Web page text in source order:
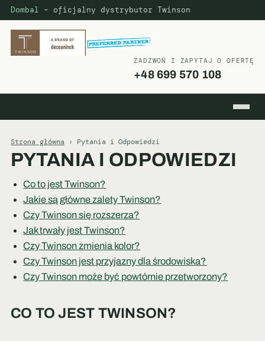
Dombal – oficjalny dystrybutor Twinson
ZADZWOŃ I ZAPYTAJ O OFERTĘ
+48 699 570 108
Strona główna › Pytania i Odpowiedzi
PYTANIA I ODPOWIEDZI
Co to jest Twinson?
Jakie są główne zalety Twinson?
Czy Twinson się rozszerza?
Jak trwały jest Twinson?
Czy Twinson zmienia kolor?
Czy Twinson jest przyjazny dla środowiska?
Czy Twinson może być powtórnie przetworzony?
CO TO JEST TWINSON?